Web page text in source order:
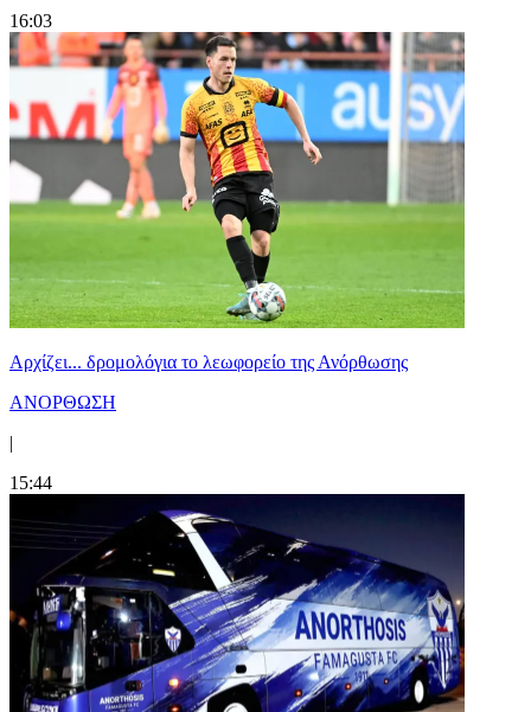
16:03
Αρχίζει... δρομολόγια το λεωφορείο της Ανόρθωσης
ΑΝΟΡΘΩΣΗ
|
15:44